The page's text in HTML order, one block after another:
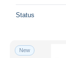
Status
New